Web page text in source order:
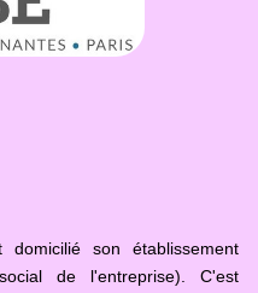
domicilié son établissement
de l'entreprise). C'est